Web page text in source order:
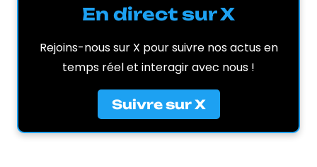
En direct sur X
Rejoins-nous sur X pour suivre nos actus en
temps réel et interagir avec nous !
Suivre sur X